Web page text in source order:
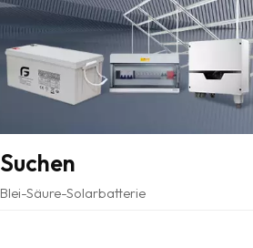
Suchen
Blei-Säure-Solarbatterie